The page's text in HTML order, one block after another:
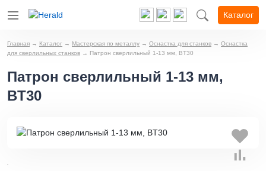
Каталог
Главная → Каталог → Мастерская по металлу → Оснастка для станков → Оснастка
для сверлильных станков → Патрон сверлильный 1-13 мм, BT30
Патрон сверлильный 1-13 мм,
BT30